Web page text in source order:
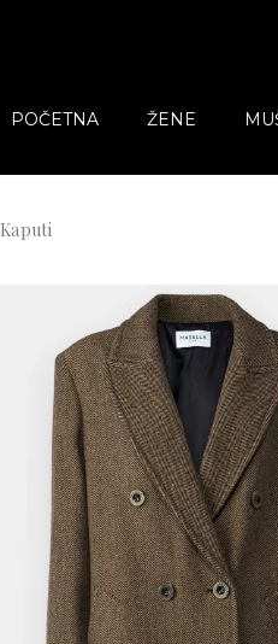
POČETNA ŽENE
Kaputi